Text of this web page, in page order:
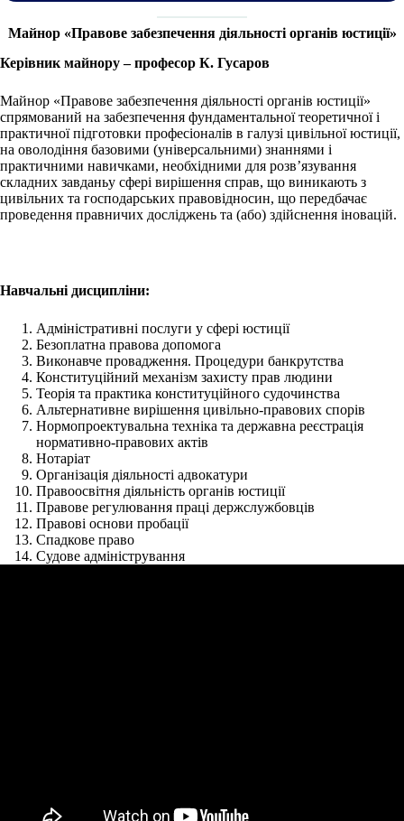
Майнор «Правове забезпечення діяльності органів юстиції»
Керівник майнору – професор К. Гусаров
Майнор «Правове забезпечення діяльності органів юстиції»
спрямований на забезпечення фундаментальної теоретичної і
практичної підготовки професіоналів в галузі цивільної юстиції,
на оволодіння базовими (універсальними) знаннями і
практичними навичками, необхідними для розв’язування
складних завданьу сфері вирішення справ, що виникають з
цивільних та господарських правовідносин, що передбачає
проведення правничих досліджень та (або) здійснення іновацій.
Навчальні дисципліни:
Адміністративні послуги у сфері юстиції
Безоплатна правова допомога
Виконавче провадження. Процедури банкрутства
Конституційний механізм захисту прав людини
Теорія та практика конституційного судочинства
Альтернативне вирішення цивільно-правових спорів
Нормопроектувальна техніка та державна реєстрація
нормативно-правових актів
Нотаріат
Організація діяльності адвокатури
Правоосвітня діяльність органів юстиції
Правове регулювання праці держслужбовців
Правові основи пробації
Спадкове право
Судове адміністрування